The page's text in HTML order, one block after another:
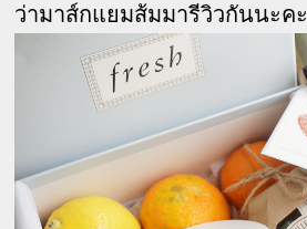
ว่ามาส์กแยมส้มมารีวิวกันนะคะ